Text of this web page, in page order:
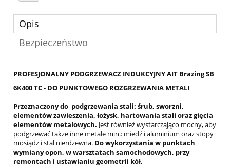
Opis
Bezpieczeństwo
PROFESJONALNY PODGRZEWACZ INDUKCYJNYAIT Brazing SB
6K400 TC- DO PUNKTOWEGO ROZGRZEWANIA METALI
Przeznaczony do podgrzewania stali: śrub, sworzni,
elementów zawieszenia, łożysk, hartowania stali oraz gięcia
elementów metalowych. Jest również wystarczająco mocny, aby
podgrzewać także inne metale min.: miedź i aluminium oraz stopy
mosiądz i stal nierdzewna. Do wykorzystania w punktach
wymiany opon, w warsztatach samochodowych, przy
remontach i ustawianiu geometrii kół.